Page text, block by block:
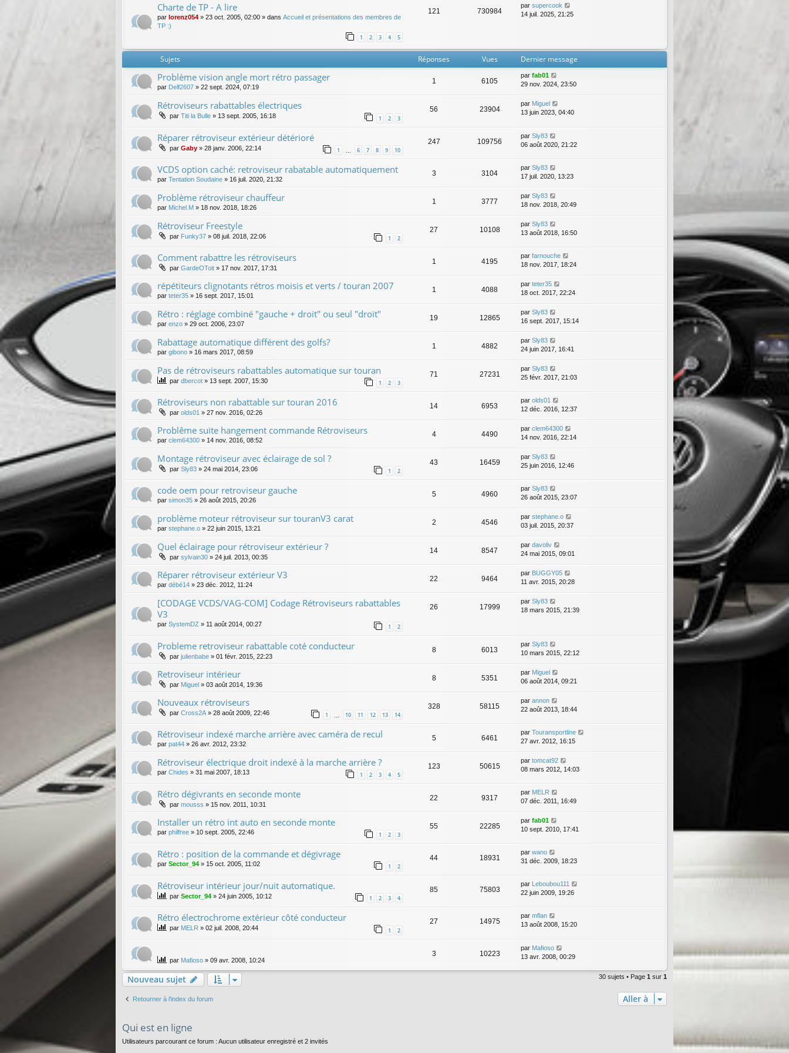
Charte de TP - A lire
par lorenz054 » 23 oct. 2005, 02:00 » dans Accueil et présentations des membres de
TP :)
1 2 3 4 5
121 730984
par supercook
14 juil. 2025, 21:25
Sujets Réponses Vues Dernier message
Problème vision angle mort rétro passager
par Delf2607 » 22 sept. 2024, 07:19
1 6105
par fab01
29 nov. 2024, 23:50
Rétroviseurs rabattables électriques
par Titi la Bulle » 13 sept. 2005, 16:18 1 2 3
56 23904
par Miguel
13 juin 2023, 04:40
Réparer rétroviseur extérieur détérioré
par Gaby » 28 janv. 2006, 22:14 1 6 7 8 9 10
247 109756
par Sly83
06 août 2020, 21:22
VCDS option caché: retroviseur rabatable automatiquement
par Tentation Soudaine » 16 juil. 2020, 21:32
3 3104
par Sly83
17 juil. 2020, 13:23
Problème rétroviseur chauffeur
par Michel.M » 18 nov. 2018, 18:26
1 3777
par Sly83
18 nov. 2018, 20:49
Rétroviseur Freestyle
par Funky37 » 08 juil. 2018, 22:06 1 2
27 10108
par Sly83
13 août 2018, 16:50
Comment rabattre les rétroviseurs
par GardeOToit » 17 nov. 2017, 17:31
1 4195
par farnouche
18 nov. 2017, 18:24
répétiteurs clignotants rétros moisis et verts / touran 2007
par teter35 » 16 sept. 2017, 15:01
1 4088
par teter35
18 oct. 2017, 22:24
Rétro : réglage combiné "gauche + droit" ou seul "droit"
par enzo » 29 oct. 2006, 23:07
19 12865
par Sly83
16 sept. 2017, 15:14
Rabattage automatique différent des golfs?
par gibono » 16 mars 2017, 08:59
1 4882
par Sly83
24 juin 2017, 16:41
Pas de rétroviseurs rabattables automatique sur touran
par dbercot » 13 sept. 2007, 15:30 1 2 3
71 27231
par Sly83
25 févr. 2017, 21:03
Rétroviseurs non rabattable sur touran 2016
par olds01 » 27 nov. 2016, 02:26
14 6953
par olds01
12 déc. 2016, 12:37
Problême suite hangement commande Rétroviseurs
par clem64300 » 14 nov. 2016, 08:52
4 4490
par clem64300
14 nov. 2016, 22:14
Montage rétroviseur avec éclairage de sol ?
par Sly83 » 24 mai 2014, 23:06 1 2
43 16459
par Sly83
25 juin 2016, 12:46
code oem pour retroviseur gauche
par simon35 » 26 août 2015, 20:26
5 4960
par Sly83
26 août 2015, 23:07
problème moteur rétroviseur sur touranV3 carat
par stephane.o » 22 juin 2015, 13:21
2 4546
par stephane.o
03 juil. 2015, 20:37
Quel éclairage pour rétroviseur extérieur ?
par sylvain30 » 24 juil. 2013, 00:35
14 8547
par davoliv
24 mai 2015, 09:01
Réparer rétroviseur extérieur V3
par débé14 » 23 déc. 2012, 11:24
22 9464
par BUGGY05
11 avr. 2015, 20:28
[CODAGE VCDS/VAG-COM] Codage Rétroviseurs rabattables
V3
par SystemDZ » 11 août 2014, 00:27 1 2
26 17999
par Sly83
18 mars 2015, 21:39
Probleme retroviseur rabattable coté conducteur
par julienbabe » 01 févr. 2015, 22:23
8 6013
par Sly83
10 mars 2015, 22:12
Retroviseur intérieur
par Miguel » 03 août 2014, 19:36
8 5351
par Miguel
06 août 2014, 09:21
Nouveaux rétroviseurs
par Cross2A » 28 août 2009, 22:46 1 … 10 11 12 13 14
328 58115
par annon
22 août 2013, 18:44
Rétroviseur indexé marche arrière avec caméra de recul
par pat44 » 26 avr. 2012, 23:32
5 6461
par Touransportline
27 avr. 2012, 16:15
Rétroviseur électrique droit indexé à la marche arrière ?
par Chides » 31 mai 2007, 18:13 1 2 3 4 5
123 50615
par tomcat92
08 mars 2012, 14:03
Rétro dégivrants en seconde monte
par mousss » 15 nov. 2011, 10:31
22 9317
par MELR
07 déc. 2011, 16:49
Installer un rétro int auto en seconde monte
par philfree » 10 sept. 2005, 22:46 1 2 3
55 22285
par fab01
10 sept. 2010, 17:41
Rétro : position de la commande et dégivrage
par Sector_94 » 15 oct. 2005, 11:02 1 2
44 18931
par wano
31 déc. 2009, 18:23
Rétroviseur intérieur jour/nuit automatique.
par Sector_94 » 24 juin 2005, 10:12 1 2 3 4
85 75803
par
Leboubou111
22 juin 2009, 19:26
Rétro électrochrome extérieur côté conducteur
par MELR » 02 juil. 2008, 20:44 1 2
27 14975
par mflan
13 août 2008, 15:20
par Mafioso » 09 avr. 2008, 10:24
3 10223
par Mafioso
13 avr. 2008, 00:29
Nouveau sujet 30 sujets • Page 1 sur 1
Retourner à l’index du forum Aller à
Qui est en ligne
Utilisateurs parcourant ce forum : Aucun utilisateur enregistré et 2 invités